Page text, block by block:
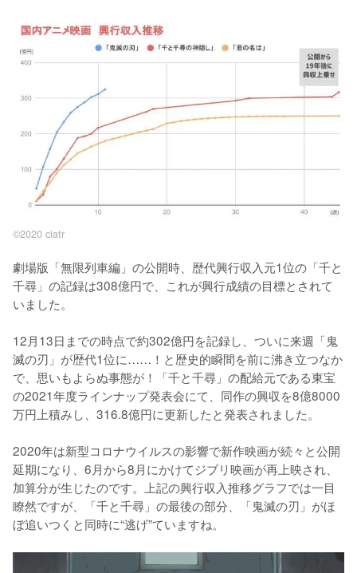
©2020 ciatr
劇場版「無限列車編」の公開時、歴代興行収入元1位の「千と
千尋」の記録は308億円で、これが興行成績の目標とされて
いました。
12月13日までの時点で約302億円を記録し、ついに来週「鬼
滅の刃」が歴代1位に……！と歴史的瞬間を前に沸き立つなか
で、思いもよらぬ事態が！「千と千尋」の配給元である東宝
の2021年度ラインナップ発表会にて、同作の興収を8億8000
万円上積みし、316.8億円に更新したと発表されました。
2020年は新型コロナウイルスの影響で新作映画が続々と公開
延期になり、6月から8月にかけてジブリ映画が再上映され、
加算分が生じたのです。上記の興行収入推移グラフでは一目
瞭然ですが、「千と千尋」の最後の部分、「鬼滅の刃」がほ
ぼ追いつくと同時に“逃げ”ていますね。